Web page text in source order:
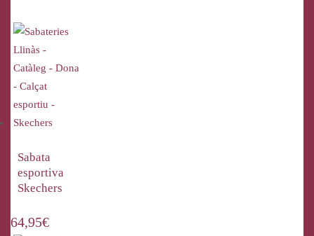
Sabata
esportiva
Skechers
64,95€